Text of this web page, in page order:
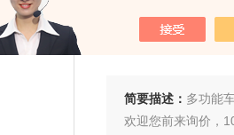
多功能车
简要描述： 多功能
欢迎您前来询价，